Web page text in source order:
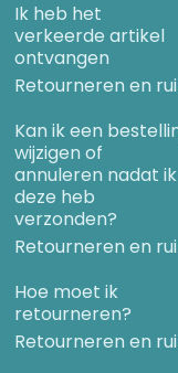
Ik heb het
verkeerde artikel
ontvangen
Retourneren en
Kan ik een
wijzigen of
annuleren nadat ik
deze heb
verzonden?
Retourneren en
Hoe moet ik
retourneren?
Retourneren en